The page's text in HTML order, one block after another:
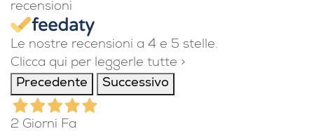
recensioni
Le nostre recensioni a 4 e 5 stelle.
Clicca qui per leggerle tutte >
Precedente
Successivo
2 Giorni Fa